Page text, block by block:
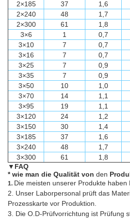
2×185 37 1,6
2×240
48 1,7
2×300
61 1,8
3×6
1 0,7
3×10
7 0,7
3×16
7 0,7
3×25
7 0,9
3×35
7 0,9
3×50
10 1,0
3×70
14 1,1
3×95
19 1,1
3×120
24 1,2
3×150
30 1,4
3×185
37 1,6
3×240
48 1,7
3×300
61 1,8
▼ FAQ
* wie man die Qualität von den
1. Die meisten unserer Produkte haben
2. Unser Laborpersonal prüft das
Prozesskarte vor Produktion.
3. Die O.D-Prüfvorrichtung ist Prüfung